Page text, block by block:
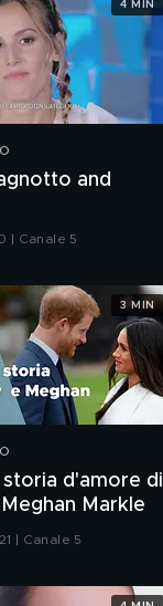
and
| Canale 5
4 MIN
d'amore di
Markle
| Canale 5
3 MIN